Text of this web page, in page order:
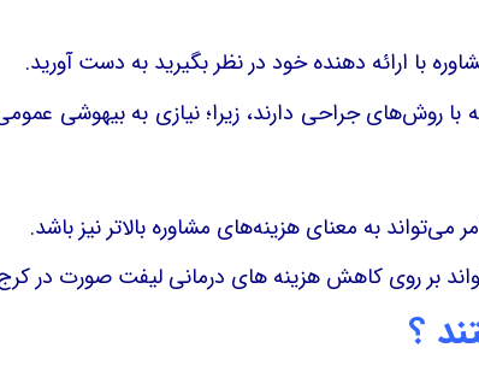
با ارائه دهنده خود در نظر بگیرید به دست آورید.
جراحی دارند، زیرا؛ نیازی به بیهوشی
به معنای هزینه‌های مشاوره بالاتر نیز باشد.
روی کاهش هزینه های درمانی لیفت صورت در کرج
؟